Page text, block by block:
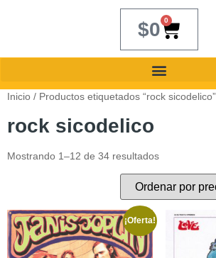
$0 0
Inicio / Productos etiquetados “rock sicodelico”
rock sicodelico
Mostrando 1–12 de 34 resultados
¡Oferta!